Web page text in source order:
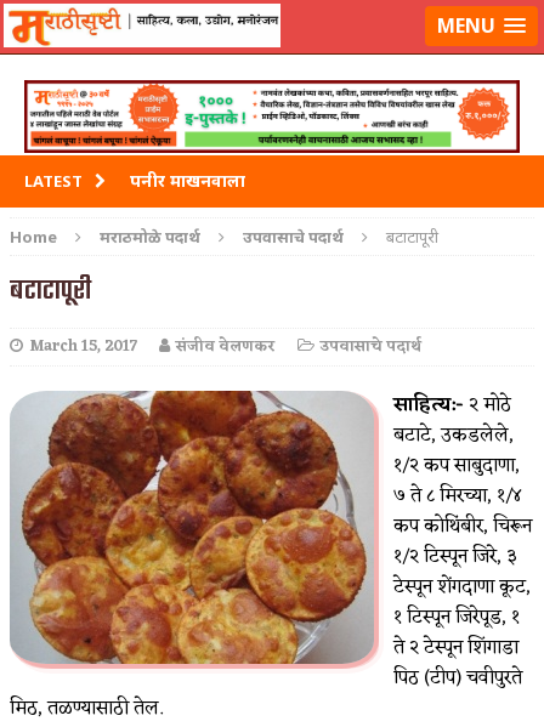
मराठीसृष्टीवर लॉग-इन करा MENU
LATEST पनीर माखनवाला
पावभाजी
Home मराठमोळे पदार्थ उपवासाचे पदार्थ बटाटापूरी
बटाटापूरी
March 15, 2017 संजीव वेलणकर उपवासाचे पदार्थ
साहित्य:- २ मोठे
बटाटे, उकडलेले,
१/२ कप साबुदाणा,
७ ते ८ मिरच्या, १/४
कप कोथिंबीर, चिरून
१/२ टिस्पून जिरे, ३
टेस्पून शेंगदाणा कूट,
१ टिस्पून जिरेपूड, १
ते २ टेस्पून शिंगाडा
पिठ (टीप) चवीपुरते
मिठ, तळण्यासाठी तेल.